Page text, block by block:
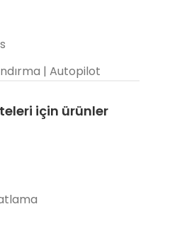
| Autopilot
için ürünler